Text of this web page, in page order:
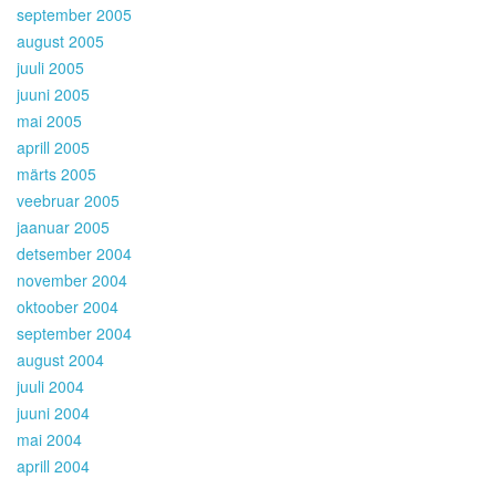
september 2005
august 2005
juuli 2005
juuni 2005
mai 2005
aprill 2005
märts 2005
veebruar 2005
jaanuar 2005
detsember 2004
november 2004
oktoober 2004
september 2004
august 2004
juuli 2004
juuni 2004
mai 2004
aprill 2004